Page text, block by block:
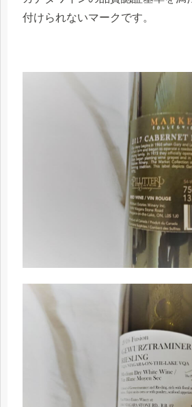
付けられないマークです。